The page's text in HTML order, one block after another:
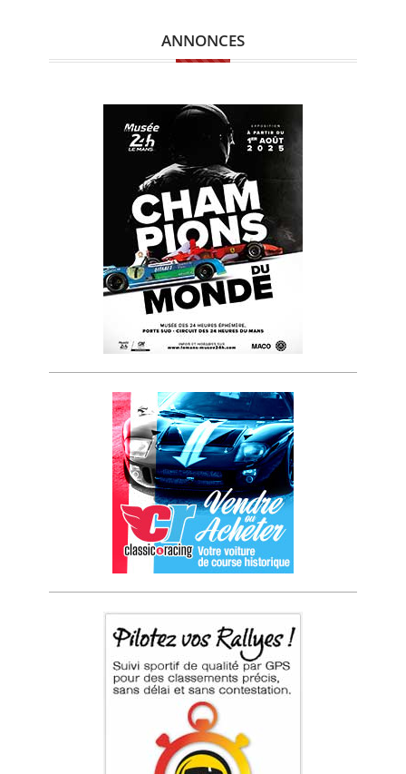
ANNONCES